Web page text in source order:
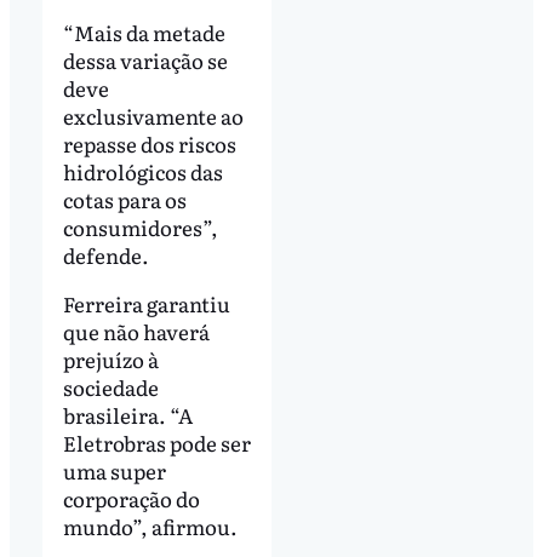
“Mais da metade
dessa variação se
deve
exclusivamente ao
repasse dos riscos
hidrológicos das
cotas para os
consumidores”,
defende.
Ferreira garantiu
que não haverá
prejuízo à
sociedade
brasileira. “A
Eletrobras pode ser
uma super
corporação do
mundo”, afirmou.